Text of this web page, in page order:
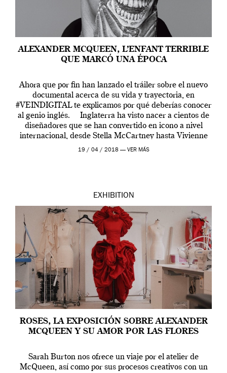
ALEXANDER MCQUEEN, L’ENFANT TERRIBLE
QUE MARCÓ UNA ÉPOCA
Ahora que por fin han lanzado el tráiler sobre el nuevo
documental acerca de su vida y trayectoria, en
#VEINDIGITAL te explicamos por qué deberías conocer
al genio inglés. Inglaterra ha visto nacer a cientos de
diseñadores que se han convertido en icono a nivel
internacional, desde Stella McCartney hasta Vivienne
Westwood pasando […]
19 / 04 / 2018 — VER MÁS
EXHIBITION
ROSES, LA EXPOSICIÓN SOBRE ALEXANDER
MCQUEEN Y SU AMOR POR LAS FLORES
Sarah Burton nos ofrece un viaje por el atelier de
McQueen, así como por sus procesos creativos con un